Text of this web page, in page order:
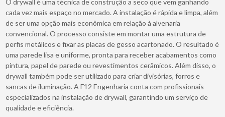
cada vez mais espaço no mercado. A instalação é rápida e limpa, além
de ser uma opção mais econômica em relação à alvenaria
convencional. O processo consiste em montar uma estrutura de
perfis metálicos e fixar as placas de gesso acartonado. O resultado é
uma parede lisa e uniforme, pronta para receber acabamentos como
pintura, papel de parede ou revestimentos cerâmicos. Além disso, o
drywall também pode ser utilizado para criar divisórias, forros e
sancas de iluminação. A F12 Engenharia conta com profissionais
especializados na instalação de drywall, garantindo um serviço de
qualidade e eficiência.